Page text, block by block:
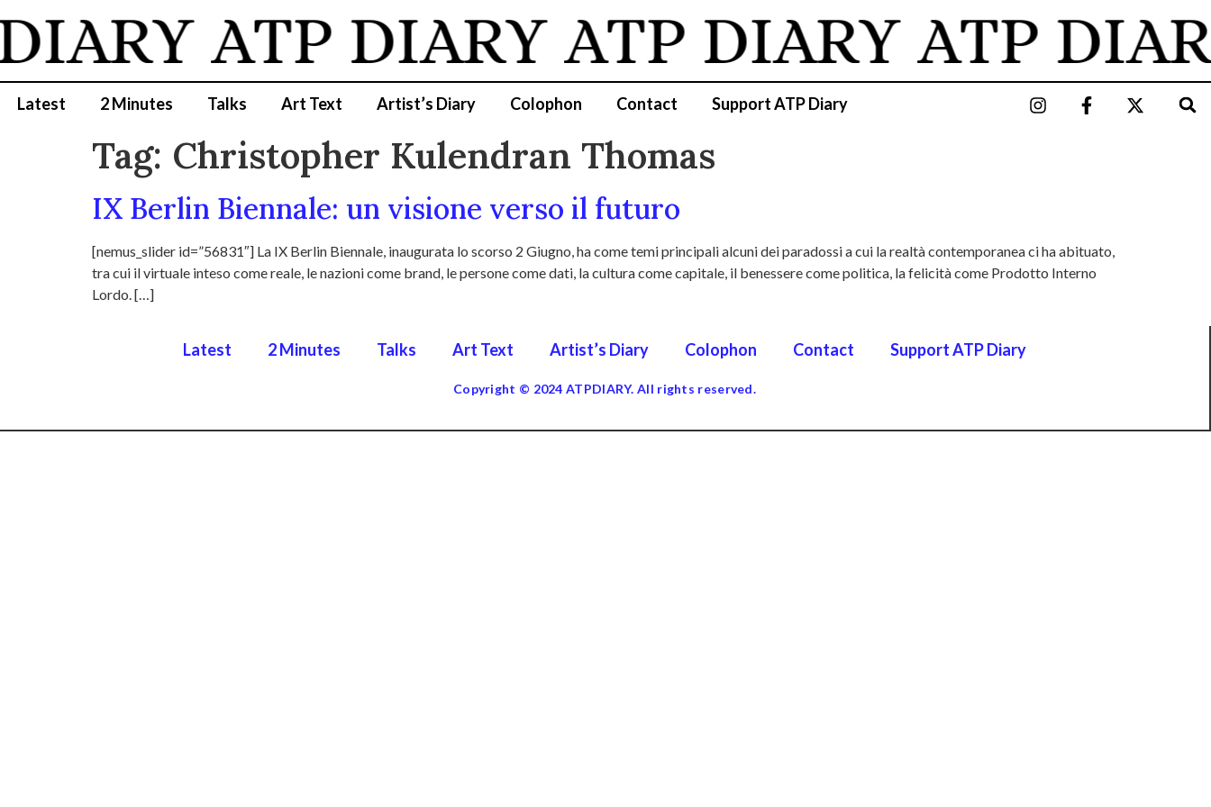
ATP DIARY ATP DIARY ATP
Latest 2 Minutes Talks Art Text Artist’s Diary Colophon Contact Support ATP Diary
Tag: Christopher Kulendran Thomas
IX Berlin Biennale: un visione verso il futuro
[nemus_slider id=”56831″] La IX Berlin Biennale, inaugurata lo scorso 2 Giugno, ha come temi principali alcuni dei paradossi a cui la realtà contemporanea ci ha abituato,
tra cui il virtuale inteso come reale, le nazioni come brand, le persone come dati, la cultura come capitale, il benessere come politica, la felicità come Prodotto Interno
Lordo. […]
Latest 2 Minutes Talks Art Text Artist’s Diary Colophon Contact Support ATP Diary
Copyright © 2024 ATPDIARY. All rights reserved.